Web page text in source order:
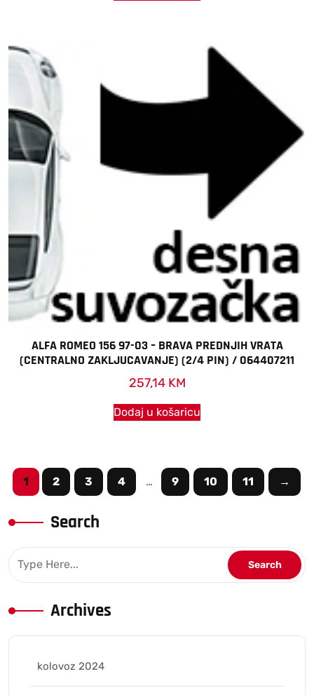
ALFA ROMEO 156 97-03 – BRAVA PREDNJIH VRATA
(CENTRALNO ZAKLJUCAVANJE) (2/4 PIN) / 064407211
257,14 KM
Dodaj u košaricu
1 2 3 4 … 9 10 11 →
Search
Archives
kolovoz 2024